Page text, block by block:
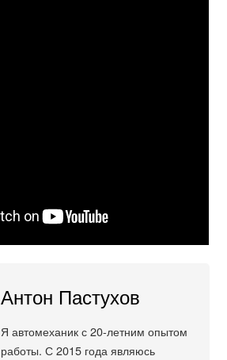
Антон Пастухов
Я автомеханик с 20-летним опытом
работы. С 2015 года являюсь